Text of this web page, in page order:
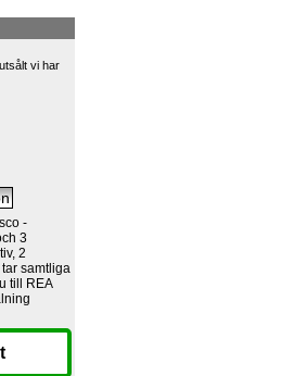
vi har
-
3
2
samtliga
till REA